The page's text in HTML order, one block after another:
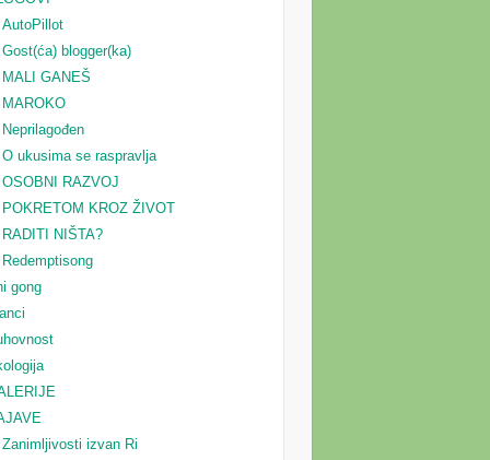
AutoPillot
Gost(ća) blogger(ka)
MALI GANEŠ
MAROKO
Neprilagođen
O ukusima se raspravlja
OSOBNI RAZVOJ
POKRETOM KROZ ŽIVOT
RADITI NIŠTA?
Redemptisong
gong
Zanimljivosti izvan Ri